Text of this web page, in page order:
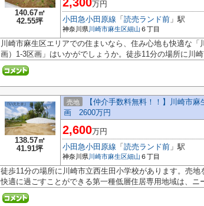
140.67㎡
42.55坪
万円
小田急小田原線 「 読売ランド前 」駅
神奈川県川崎市麻生区細山 ６丁目
川崎市麻生区エリアでの住まいなら、住み心地も快適な
画）1-3区画」はいかがでしょうか。徒歩11分の場所に川
138.57㎡
41.91坪
売地
【仲介手数料無料！！】川崎市
画 2600万円
2,600万円
小田急小田原線 「 読売ランド前 」駅
神奈川県川崎市麻生区細山 ６丁目
徒歩11分の場所に川崎市立西生田小学校があります。売
快適に過ごすことができる第一種低層住居専用地域は、ニ